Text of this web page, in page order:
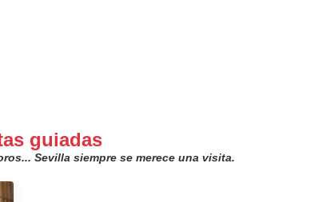
guiadas
Sevilla siempre se merece una visita.